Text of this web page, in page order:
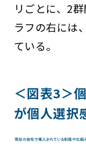
リごとに、2
ラフの右には
ている。
＜図表3＞
が個人選択